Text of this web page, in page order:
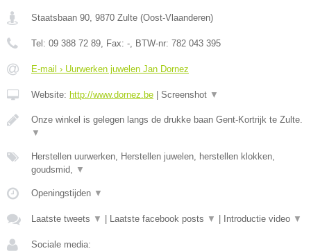
Staatsbaan 90, 9870 Zulte (Oost-Vlaanderen)
Tel: 09 388 72 89, Fax: -, BTW-nr: 782 043 395
E-mail › Uurwerken juwelen Jan Dornez
Website: http://www.dornez.be Screenshot ▼
Onze winkel is gelegen langs de drukke baan Gent-Kortrijk te Zulte.
▼
Herstellen uurwerken, Herstellen juwelen, herstellen klokken,
goudsmid, ▼
Openingstijden ▼
Laatste tweets ▼ Laatste facebook posts ▼ Introductie video ▼
Sociale media: